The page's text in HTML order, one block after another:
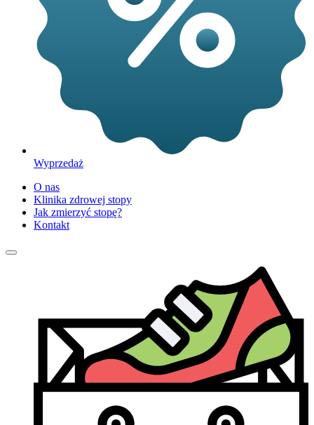
Wyprzedaż
O nas
Klinika zdrowej stopy
Jak zmierzyć stopę?
Kontakt